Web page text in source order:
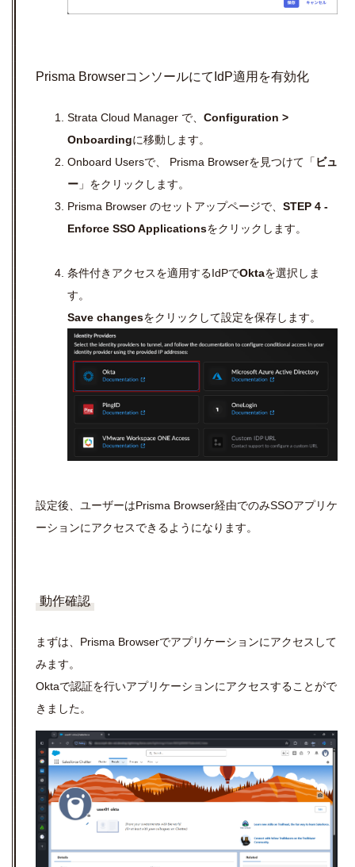
Prisma Browserコンソールにて IdP適用を有効化
Strata Cloud Manager で、 Configuration >
Onboardingに移動します。
Onboard Usersで、 Prisma Browserを見つけて「 ビュ
ー 」をクリックします。
Prisma Browser のセットアップページで、 STEP 4 -
Enforce SSO Applicationsをクリックします。
条件付きアクセスを適用するIdPでOktaを選択しま
す。
Save changesをクリックして設定を保存します。
設定後、ユーザーはPrisma Browser経由でのみSSOアプリケ
ーションにアクセスできるようになります。
動作確認
まずは、Prisma Browserでアプリケーションにアクセスして
みます。
Oktaで認証を行いアプリケーションにアクセスすることがで
きました。